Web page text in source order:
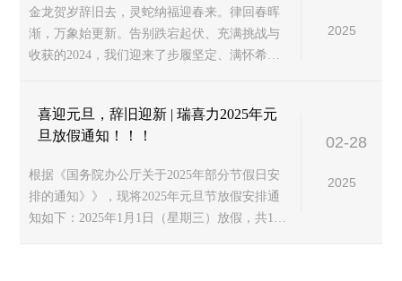
金龙贺岁辞旧去，灵蛇纳福迎春来。律回春晖
渐，万象始更新。告别跌宕起伏、充满挑战与
收获的2024，我们迎来了步履坚定、满怀希望
2025
喜迎元旦，辞旧迎新 | 瑞喜力2025年元
旦放假通知！！！
根据《国务院办公厅关于2025年部分节假日安
排的通知》》，现将2025年元旦节放假安排通
知如下：2025年1月1日（星期三）放假，共1天
02-28
2025